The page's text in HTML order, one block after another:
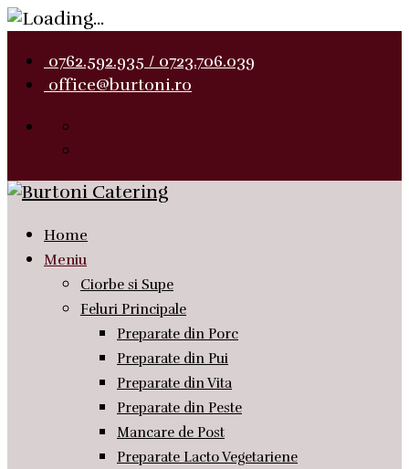
0762.592.935 / 0723.706.039
office@burtoni.ro
Home
Meniu
Ciorbe si Supe
Feluri Principale
Preparate din Porc
Preparate din Pui
Preparate din Vita
Preparate din Peste
Mancare de Post
Preparate Lacto Vegetariene